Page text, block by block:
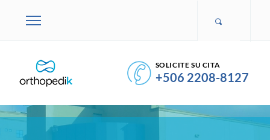
SOLICITE SU CITA
+506 2208-8127